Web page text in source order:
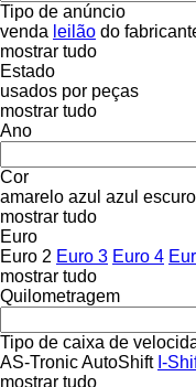
Tipo de anúncio
venda leilão do
mostrar tudo
Estado
usados por peças
mostrar tudo
Ano
Cor
amarelo azul azul escuro
mostrar tudo
Euro
Euro 2 Euro 3 Euro 4
mostrar tudo
Quilometragem
Tipo de caixa de
AS-TronicAutoShift I-
mostrar tudo